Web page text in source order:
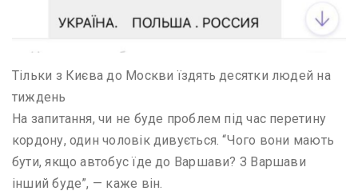
Тільки з Києва до Москви їздять десятки людей на
тиждень
На запитання, чи не буде проблем під час перетину
кордону, один чоловік дивується. “Чого вони мають
бути, якщо автобус їде до Варшави? З Варшави
інший буде”, — каже він.